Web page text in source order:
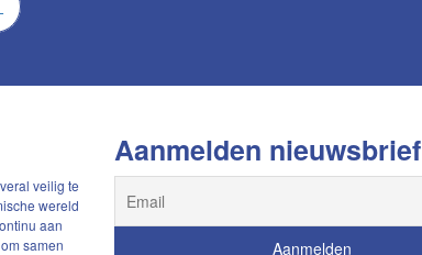
veilig te
wereld
aan
samen
Aanmelden nieuwsbrief